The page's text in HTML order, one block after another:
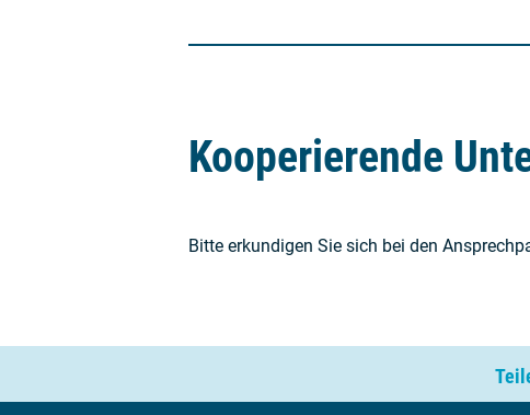
Kooperierende
Bitte erkundigen Sie sich bei den